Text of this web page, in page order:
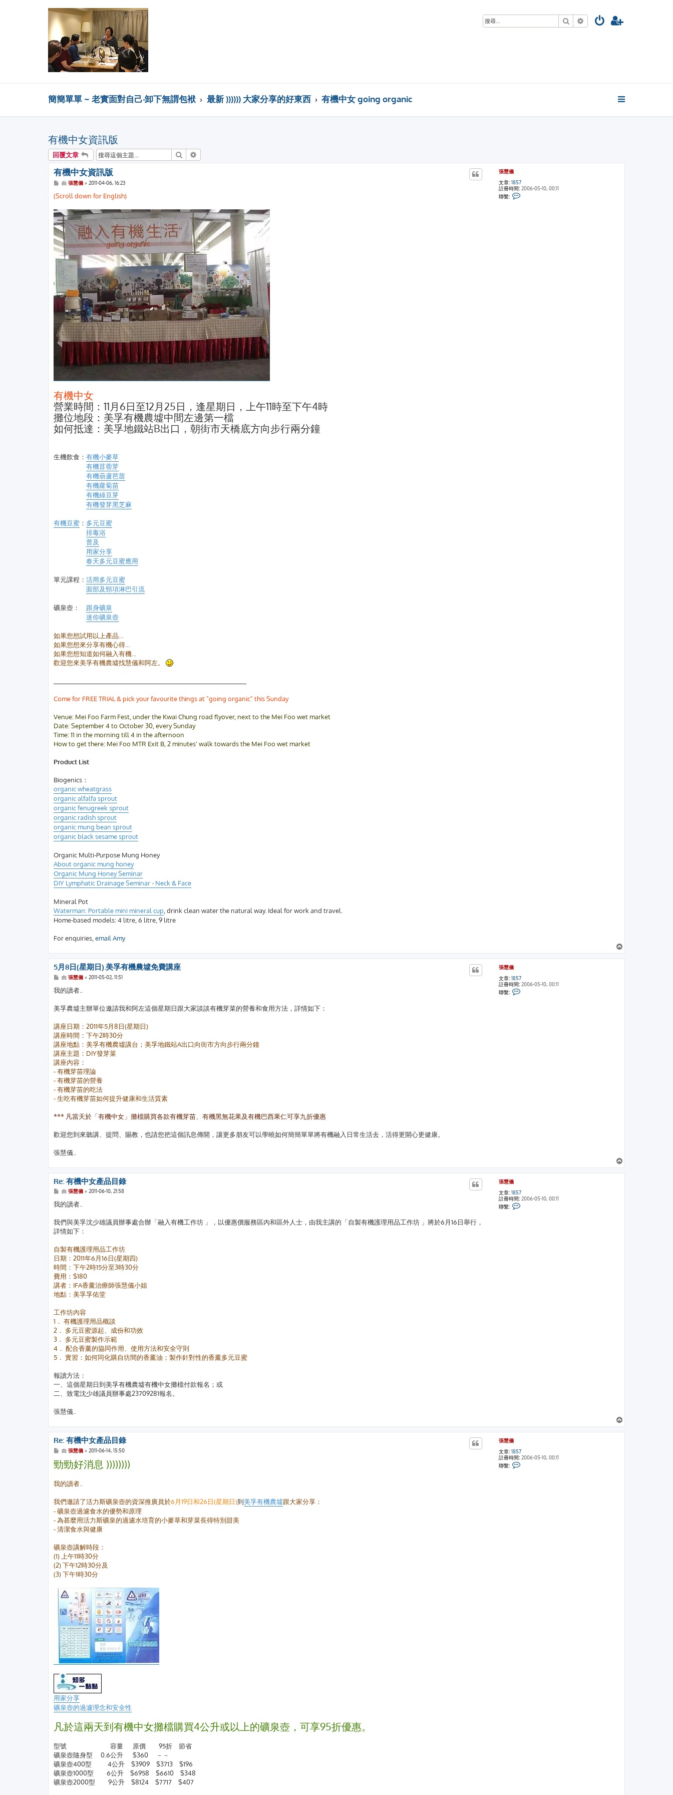
搜尋 進階搜尋
簡簡單單 ~ 老實面對自己‧卸下無謂包袱 最新 )))))) 大家分享的好東西 有機中女 going organic
有機中女資訊版
回覆文章 搜尋
張慧儀
文章: 1857
註冊時間: 2006-05-10, 00:11
聯繫:
有機中女資訊版
文
由 張慧儀» 2011-04-06, 16:23
(Scroll down for English)
有機中女
營業時間：11月6日至12月25日，逢星期日，上午11時至下午4時
攤位地段：美孚有機農墟中間左邊第一檔
如何抵達：美孚地鐵站B出口，朝街市天橋底方向步行兩分鐘
生機飲食： 有機小麥草
有機苜蓿芽
有機葫蘆芭苗
有機蘿蔔苗
有機綠豆芽
有機發芽黑芝麻
有機豆蜜 ： 多元豆蜜
排毒浴
普及
用家分享
春天多元豆蜜應用
單元課程： 活用多元豆蜜
面部及頸項淋巴引流
礦泉壺： 跟身礦泉
迷你礦泉壺
如果您想試用以上產品…
如果您想來分享有機心得…
如果您想知道如何融入有機…
歡迎您來美孚有機農墟找慧儀和阿左。
Come for FREE TRIAL & pick your favourite things at "going organic" this Sunday
Venue: Mei Foo Farm Fest, under the Kwai Chung road flyover, next to the Mei Foo wet market
Date: September 4 to October 30, every Sunday
Time: 11 in the morning till 4 in the afternoon
How to get there: Mei Foo MTR Exit B, 2 minutes' walk towards the Mei Foo wet market
Product List
Biogenics：
organic wheatgrass
organic alfalfa sprout
organic fenugreek sprout
organic radish sprout
organic mung bean sprout
organic black sesame sprout
Organic Multi-Purpose Mung Honey
About organic mung honey
Organic Mung Honey Seminar
DIY Lymphatic Drainage Seminar - Neck & Face
Mineral Pot
Waterman: Portable mini mineral cup , drink clean water the natural way. Ideal for work and travel.
Home-based models: 4 litre, 6 litre, 9 litre
For enquiries, email Amy
頂
張慧儀
文章: 1857
註冊時間: 2006-05-10, 00:11
聯繫:
5月8日(星期日).美孚有機農墟免費講座
文
由 張慧儀» 2011-05-02, 11:51
我的讀者..
美孚農墟主辦單位邀請我和阿左這個星期日跟大家談談有機芽菜的營養和食用方法，詳情如下：
講座日期：2011年5月8日(星期日)
講座時間：下午2時30分
講座地點：美孚有機農墟講台；美孚地鐵站A出口向街市方向步行兩分鐘
講座主題：DIY發芽菜
講座內容：
- 有機芽苗理論
- 有機芽苗的營養
- 有機芽苗的吃法
- 生吃有機芽苗如何提升健康和生活質素
*** 凡當天於「有機中女」攤檔購買各款有機芽苗、有機黑無花果及有機巴西果仁可享九折優惠
歡迎您到來聽講、提問、賜教，也請您把這個訊息傳開，讓更多朋友可以學曉如何簡簡單單將有機融入日常生活去，活得更開心更健康。
張慧儀..
頂
張慧儀
文章: 1857
註冊時間: 2006-05-10, 00:11
聯繫:
Re: 有機中女產品目錄
文
由 張慧儀» 2011-06-10, 21:58
我的讀者..
我們與美孚沈少雄議員辦事處合辦「融入有機工作坊 」，以優惠價服務區內和區外人士，由我主講的「自製有機護理用品工作坊 」將於6月16日舉行，
詳情如下：
自製有機護理用品工作坊
日期：2011年6月16日(星期四)
時間：下午2時15分至3時30分
費用：$180
講者：IFA香薰治療師張慧儀小姐
地點：美孚孚佑堂
工作坊內容
1． 有機護理用品概談
2． 多元豆蜜源起、成份和功效
3． 多元豆蜜製作示範
4． 配合香薰的協同作用、使用方法和安全守則
5． 實習：如何同化購自坊間的香薰油；製作針對性的香薰多元豆蜜
報讀方法：
一、這個星期日到美孚有機農墟有機中女攤檔付款報名；或
二、致電沈少雄議員辦事處23709281報名。
張慧儀..
頂
張慧儀
文章: 1857
註冊時間: 2006-05-10, 00:11
聯繫:
Re: 有機中女產品目錄
文
由 張慧儀» 2011-06-14, 15:50
勁勁好消息 ))))))))
我的讀者..
我們邀請了活力斯礦泉壺的資深推廣員於6月19日和26日(星期日)到美孚有機農墟跟大家分享：
- 礦泉壺過濾食水的優勢和原理
- 為甚麼用活力斯礦泉的過濾水培育的小麥草和芽菜長得特別甜美
- 清潔食水與健康
礦泉壺講解時段：
(1) 上午11時30分
(2) 下午12時30分及
(3) 下午1時30分
用家分享
礦泉壺的過瀘理念和安全性
凡於這兩天到有機中女攤檔購買4公升或以上的礦泉壺，可享95折優惠。
型號 容量 原價 95折 節省
礦泉壺隨身型 0.6公升 $360 －－
礦泉壺400型 4公升 $3909 $3713 $196
礦泉壺1000型 6公升 $6958 $6610 $348
礦泉壺2000型 9公升 $8124 $7717 $407